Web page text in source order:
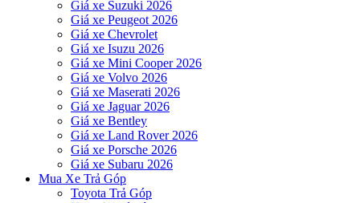
Giá xe Suzuki 2026
Giá xe Peugeot 2026
Giá xe Chevrolet
Giá xe Isuzu 2026
Giá xe Mini Cooper 2026
Giá xe Volvo 2026
Giá xe Maserati 2026
Giá xe Jaguar 2026
Giá xe Bentley
Giá xe Land Rover 2026
Giá xe Porsche 2026
Giá xe Subaru 2026
Mua Xe Trả Góp
Toyota Trả Góp